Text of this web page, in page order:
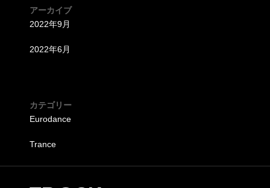
アーカイブ
2022年9月
2022年6月
カテゴリー
Eurodance
Trance